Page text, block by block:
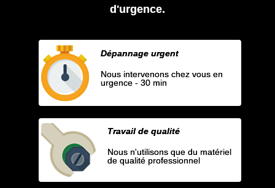
d'urgence.
Dépannage urgent
Nous intervenons chez vous en
urgence - 30 min
Travail de qualité
Nous n'utilisons que du matériel
de qualité professionnel